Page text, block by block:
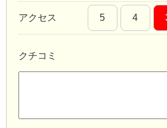
アクセス 5 4
クチコミ